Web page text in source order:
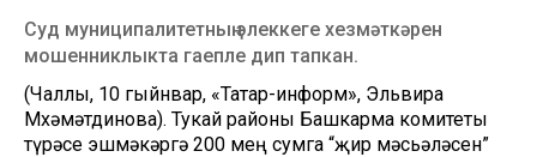
Суд муниципалитетның элеккеге хезмәткәрен
мошенниклыкта гаепле дип тапкан.
(Чаллы, 10 гыйнвар, «Татар-информ», Эльвира
Мөхәмәтдинова). Тукай районы Башкарма комитеты
түрәсе эшмәкәргә 200 мең сумга “җир мәсьәләсен”